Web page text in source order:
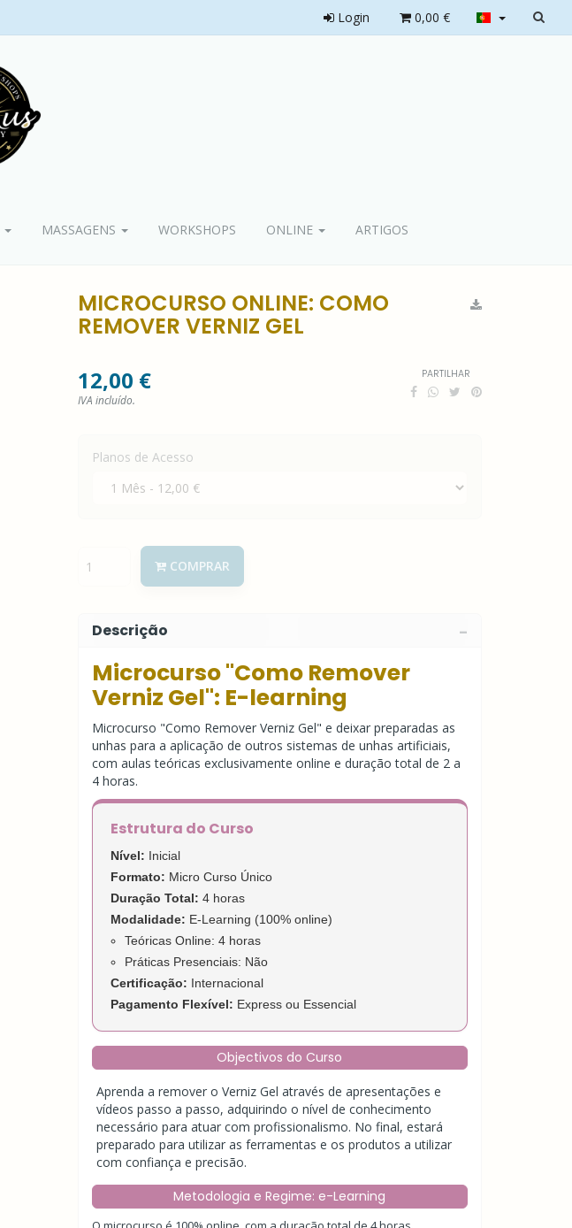
Login 0,00 €
MASSAGENS WORKSHOPS ONLINE ARTIGOS
MICROCURSO ONLINE: COMO
REMOVER VERNIZ GEL
12,00 €
IVA incluído.
PARTILHAR
Planos de Acesso
COMPRAR
Descrição
Microcurso "Como Remover
Verniz Gel": E-learning
Microcurso "Como Remover Verniz Gel" e deixar preparadas as
unhas para a aplicação de outros sistemas de unhas artificiais,
com aulas teóricas exclusivamente online e duração total de 2 a
4 horas.
Estrutura do Curso
Nível: Inicial
Formato: Micro Curso Único
Duração Total: 4 horas
Modalidade: E-Learning (100% online)
Teóricas Online: 4 horas
Práticas Presenciais: Não
Certificação: Internacional
Pagamento Flexível: Express ou Essencial
Objectivos do Curso
Aprenda a remover o Verniz Gel através de apresentações e
vídeos passo a passo, adquirindo o nível de conhecimento
necessário para atuar com profissionalismo. No final, estará
preparado para utilizar as ferramentas e os produtos a utilizar
com confiança e precisão.
Metodologia e Regime: e-Learning